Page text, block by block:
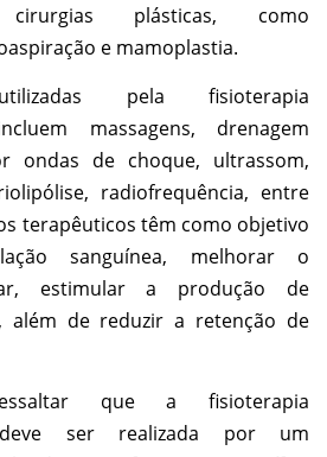
plásticas, como
e mamoplastia.
pela fisioterapia
massagens, drenagem
ondas de choque, ultrassom,
radiofrequência, entre
terapêuticos têm como objetivo
sanguínea, melhorar o
estimular a produção de
além de reduzir a retenção de
que a fisioterapia
deve ser realizada por um